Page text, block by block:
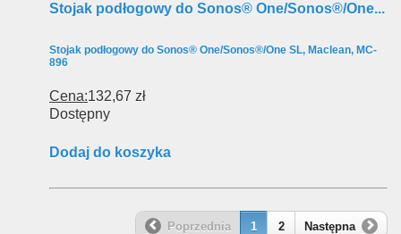
Stojak podłogowy do Sonos® One/Sonos®/One...
Stojak podłogowy do Sonos® One/Sonos®/One SL, Maclean, MC-
896
Cena:132,67 zł
Dostępny
Dodaj do koszyka
Poprzednia 1 2 Następna